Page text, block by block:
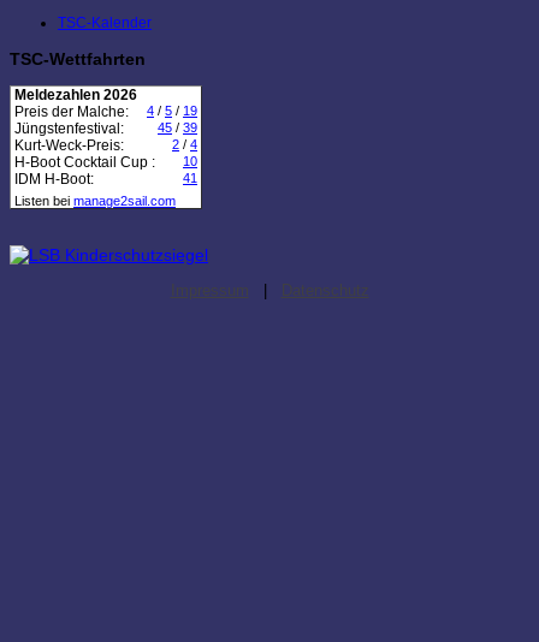
TSC-Kalender
TSC-Wettfahrten
Meldezahlen 2026
Preis der Malche:
4 / 5 / 19
Jüngstenfestival: 45 / 39
Kurt-Weck-Preis: 2 / 4
H-Boot Cocktail Cup : 10
IDM H-Boot:
41
Listen bei manage2sail.com
Impressum | Datenschutz